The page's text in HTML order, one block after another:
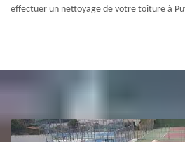
effectuer un nettoyage de votre toiture à